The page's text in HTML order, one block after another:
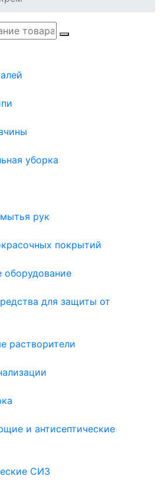
уборка
рук
покрытий
оборудование
для защиты от
растворители
и антисептические
СИЗ